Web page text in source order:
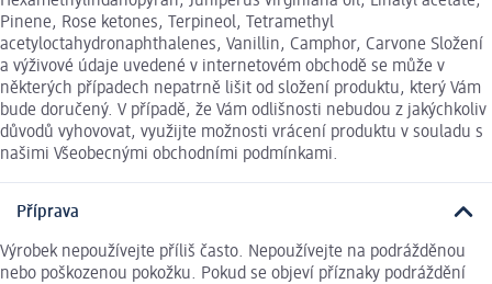
Pinene, Rose ketones, Terpineol, Tetramethyl
acetyloctahydronaphthalenes, Vanillin, Camphor, Carvone Složení
a výživové údaje uvedené v internetovém obchodě se může v
některých případech nepatrně lišit od složení produktu, který Vám
bude doručený. V případě, že Vám odlišnosti nebudou z jakýchkoliv
důvodů vyhovovat, využijte možnosti vrácení produktu v souladu s
našimi Všeobecnými obchodními podmínkami.
Příprava
Výrobek nepoužívejte příliš často. Nepoužívejte na podrážděnou
nebo poškozenou pokožku. Pokud se objeví příznaky podráždění